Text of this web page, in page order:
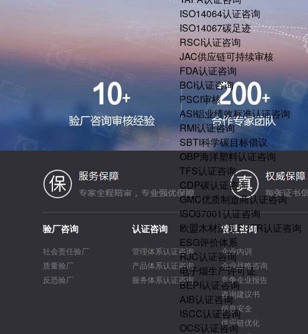
ISO14064认证咨询
ISO14067碳足迹
RSCI认证咨询
JAC供应链可持续审核
FDA认证咨询
BCI认证咨询
PSCI审核
ASI铝业绩效标准认证咨询
RMI认证咨询
SBTI科学碳目标倡议
OBP海洋塑料认证咨询
TFS认证咨询
CDP碳认证咨询
GMC优质制造商认证咨询
ISO37001认证咨询
欧盟木材法规EUTR认证咨询
ESG评价体系
RJC认证咨询
电子烟生产许可证
BEPI认证咨询
AIB认证咨询
ISCC认证咨询
OCS认证咨询
验厂咨询
社会责任验厂
质量验厂
反恐验厂
认证咨询
管理体系认证咨询
产品体系认证咨询
服务体系认证咨询
管理咨询
企业内训
企业战略咨询
竞争企业报告
咨询建议书
信息安全
供应链优化